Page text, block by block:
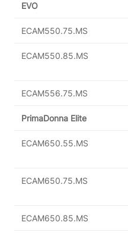
EVO
ECAM550.75.MS
ECAM550.85.MS
ECAM556.75.MS
PrimaDonna Elite
ECAM650.55.MS
ECAM650.75.MS
ECAM650.85.MS